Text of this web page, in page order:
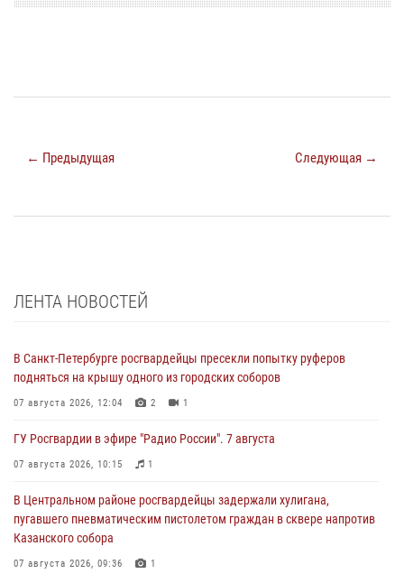
← Предыдущая Следующая →
ЛЕНТА НОВОСТЕЙ
В Санкт-Петербурге росгвардейцы пресекли попытку руферов
подняться на крышу одного из городских соборов
07 августа 2026, 12:04 2 1
ГУ Росгвардии в эфире "Радио России". 7 августа
07 августа 2026, 10:15 1
В Центральном районе росгвардейцы задержали хулигана,
пугавшего пневматическим пистолетом граждан в сквере напротив
Казанского собора
07 августа 2026, 09:36 1